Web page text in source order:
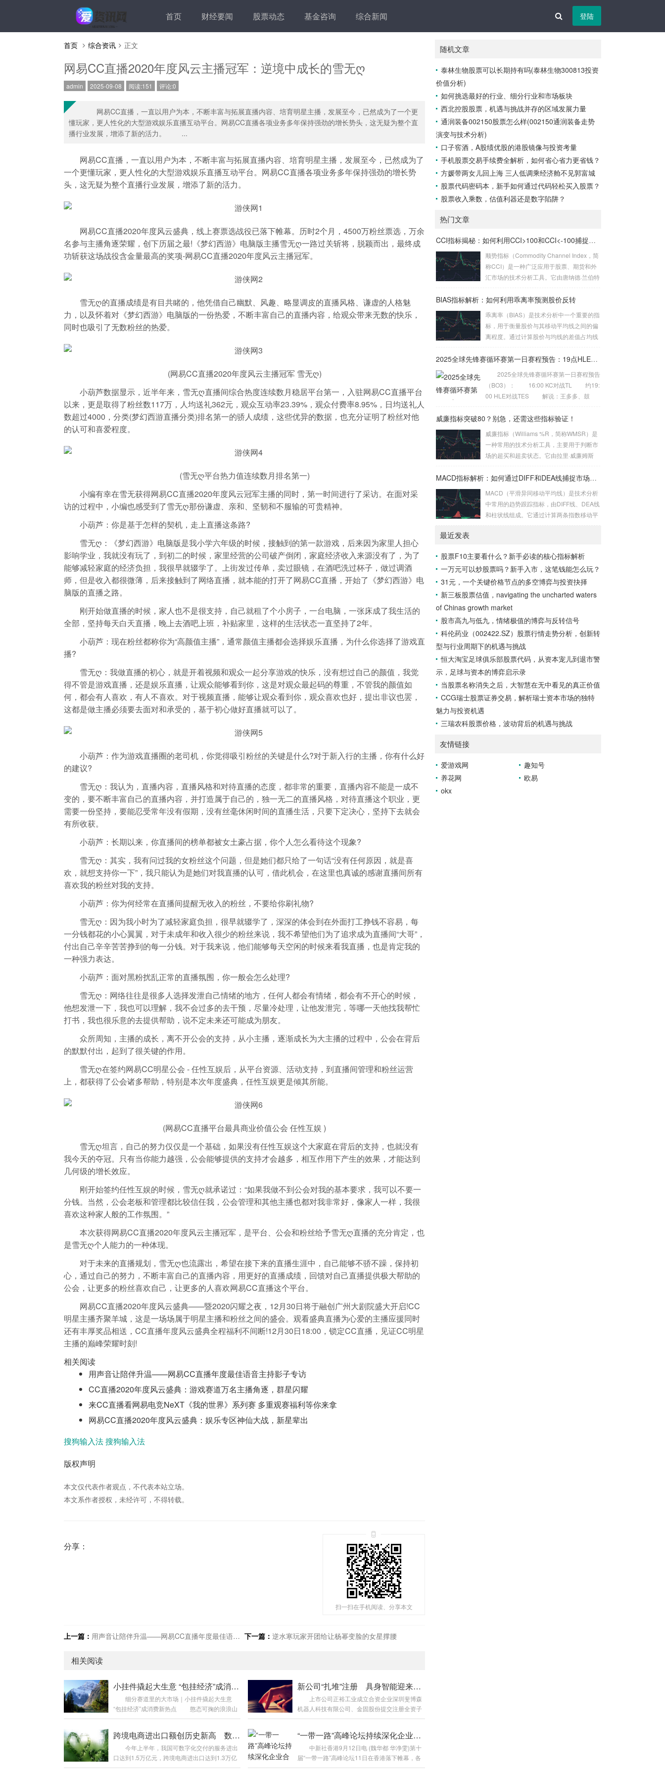
首页 财经要闻 股票动态 基金咨询 综合新闻 登陆
首页 综合资讯 正文
网易CC直播2020年度风云主播冠军：逆境中成长的雪无ღ
admin 2025-09-08 阅读:151 评论:0
网易CC直播，一直以用户为本，不断丰富与拓展直播内容、培育明星主播，发展至今，已然成为了一个更
懂玩家，更人性化的大型游戏娱乐直播互动平台。网易CC直播各项业务多年保持强劲的增长势头，这无疑为整个直
播行业发展，增添了新的活力。 ...
网易CC直播，一直以用户为本，不断丰富与拓展直播内容、培育明星主播，发展至今，已然成为了
一个更懂玩家，更人性化的大型游戏娱乐直播互动平台。网易CC直播各项业务多年保持强劲的增长势
头，这无疑为整个直播行业发展，增添了新的活力。
网易CC直播2020年度风云盛典，线上赛票选战役已落下帷幕。历时2个月，4500万粉丝票选，万余
名参与主播角逐荣耀，创下历届之最!《梦幻西游》电脑版主播雪无ღ一路过关斩将，脱颖而出，最终成
功斩获这场战役含金量最高的奖项-网易CC直播2020年度风云主播冠军。
雪无ღ的直播成绩是有目共睹的，他凭借自己幽默、风趣、略显调皮的直播风格、谦虚的人格魅
力，以及怀着对《梦幻西游》电脑版的一份热爱，不断丰富自己的直播内容，给观众带来无数的快乐，
同时也吸引了无数粉丝的热爱。
(网易CC直播2020年度风云主播冠军 雪无ღ)
小葫芦数据显示，近半年来，雪无ღ直播间综合热度连续数月稳居平台第一，入驻网易CC直播平台
以来，更是取得了粉丝数117万，人均送礼362元，观众互动率23.39%，观众付费率8.95%，日均送礼人
数超过4000，分类(梦幻西游直播分类)排名第一的骄人成绩，这些优异的数据，也充分证明了粉丝对他
的认可和喜爱程度。
(雪无ღ平台热力值连续数月排名第一)
小编有幸在雪无获得网易CC直播2020年度风云冠军主播的同时，第一时间进行了采访。在面对采
访的过程中，小编也感受到了雪无ღ那份谦虚、亲和、坚韧和不服输的可贵精神。
小葫芦：你是基于怎样的契机，走上直播这条路?
雪无ღ：《梦幻西游》电脑版是我小学六年级的时候，接触到的第一款游戏，后来因为家里人担心
影响学业，我就没有玩了，到初二的时候，家里经营的公司破产倒闭，家庭经济收入来源没有了，为了
能够减轻家庭的经济负担，我很早就辍学了。上街发过传单，卖过眼镜，在酒吧洗过杯子，做过调酒
师，但是收入都很微薄，后来接触到了网络直播，就本能的打开了网易CC直播，开始了《梦幻西游》电
脑版的直播之路。
刚开始做直播的时候，家人也不是很支持，自己就租了个小房子，一台电脑，一张床成了我生活的
全部，坚持每天白天直播，晚上去酒吧上班，补贴家里，这样的生活状态一直坚持了2年。
小葫芦：现在粉丝都称你为“高颜值主播”，通常颜值主播都会选择娱乐直播，为什么你选择了游戏直
播?
雪无ღ：我做直播的初心，就是开着视频和观众一起分享游戏的快乐，没有想过自己的颜值，我觉
得不管是游戏直播，还是娱乐直播，让观众能够看到你，这是对观众最起码的尊重，不管我的颜值如
何，都会有人喜欢，有人不喜欢。对于视频直播，能够让观众看到你，观众喜欢也好，提出非议也罢，
这都是做主播必须要去面对和承受的，基于初心做好直播就可以了。
小葫芦：作为游戏直播圈的老司机，你觉得吸引粉丝的关键是什么?对于新入行的主播，你有什么好
的建议?
雪无ღ：我认为，直播内容，直播风格和对待直播的态度，都非常的重要，直播内容不能是一成不
变的，要不断丰富自己的直播内容，并打造属于自己的，独一无二的直播风格，对待直播这个职业，更
需要一份坚持，要能忍受常年没有假期，没有丝毫休闲时间的直播生活，只要下定决心，坚持下去就会
有所收获。
小葫芦：长期以来，你直播间的榜单都被女土豪占据，你个人怎么看待这个现象?
雪无ღ：其实，我有问过我的女粉丝这个问题，但是她们都只给了一句话“没有任何原因，就是喜
欢，就想支持你一下”，我只能认为是她们对我直播的认可，借此机会，在这里也真诚的感谢直播间所有
喜欢我的粉丝对我的支持。
小葫芦：你为何经常在直播间提醒无收入的粉丝，不要给你刷礼物?
雪无ღ：因为我小时为了减轻家庭负担，很早就辍学了，深深的体会到在外面打工挣钱不容易，每
一分钱都花的小心翼翼，对于未成年和收入很少的粉丝来说，我不希望他们为了追求成为直播间“大哥”，
付出自己辛辛苦苦挣到的每一分钱。对于我来说，他们能够每天空闲的时候来看我直播，也是肯定我的
一种强力表达。
小葫芦：面对黑粉扰乱正常的直播氛围，你一般会怎么处理?
雪无ღ：网络往往是很多人选择发泄自己情绪的地方，任何人都会有情绪，都会有不开心的时候，
他想发泄一下，我也可以理解，我不会过多的去干预，尽量冷处理，让他发泄完，等哪一天他找我帮忙
打书，我也很乐意的去提供帮助，说不定未来还可能成为朋友。
众所周知，主播的成长，离不开公会的支持，从小主播，逐渐成长为大主播的过程中，公会在背后
的默默付出，起到了很关键的作用。
雪无ღ在签约网易CC明星公会 - 任性互娱后，从平台资源、活动支持，到直播间管理和粉丝运营
上，都获得了公会诸多帮助，特别是本次年度盛典，任性互娱更是倾其所能。
(网易CC直播平台最具商业价值公会 任性互娱 )
雪无ღ坦言，自己的努力仅仅是一个基础，如果没有任性互娱这个大家庭在背后的支持，也就没有
我今天的夺冠。只有当你能力越强，公会能够提供的支持才会越多，相互作用下产生的效果，才能达到
几何级的增长效应。
刚开始签约任性互娱的时候，雪无ღ就承诺过：“如果我做不到公会对我的基本要求，我可以不要一
分钱。当然，公会老板和管理都比较信任我，公会管理和其他主播也都对我非常好，像家人一样，我很
喜欢这种家人般的工作氛围。”
本次获得网易CC直播2020年度风云主播冠军，是平台、公会和粉丝给予雪无ღ直播的充分肯定，也
是雪无ღ个人能力的一种体现。
对于未来的直播规划，雪无ღ也流露出，希望在接下来的直播生涯中，自己能够不骄不躁，保持初
心，通过自己的努力，不断丰富自己的直播内容，用更好的直播成绩，回馈对自己直播提供极大帮助的
公会，让更多的粉丝喜欢自己，让更多的人喜欢网易CC直播这个平台。
网易CC直播2020年度风云盛典——暨2020闪耀之夜，12月30日将于融创广州大剧院盛大开启!CC
明星主播齐聚羊城，这是一场场属于明星主播和粉丝之间的盛会。观看盛典直播为心爱的主播应援同时
还有丰厚奖品相送，CC直播年度风云盛典全程福利不间断!12月30日18:00，锁定CC直播，见证CC明星
主播的巅峰荣耀时刻!
相关阅读
用声音让陪伴升温——网易CC直播年度最佳语音主持影子专访
CC直播2020年度风云盛典：游戏赛道万名主播角逐，群星闪耀
来CC直播看网易电竞NeXT《我的世界》系列赛 多重观赛福利等你来拿
网易CC直播2020年度风云盛典：娱乐专区神仙大战，新星辈出
搜狗输入法搜狗输入法
版权声明
本文仅代表作者观点，不代表本站立场。
本文系作者授权，未经许可，不得转载。
分享：
扫一扫在手机阅读、分享本文
上一篇： 用声音让陪伴升温——网易CC直播年度最佳语音主持影子专访 下一篇： 逆水寒玩家开团给让杨幂变脸的女星撑腰
相关阅读
小挂件撬起大生意 “包挂经济”成消费新热点
细分赛道里的大市场｜小挂件撬起大生意
“包挂经济”成消费新热点 憨态可掬的浪浪山
小妖怪联名挂件、掀起抢购潮的LABUBU搪胶毛
为“包搭子”的玩偶挂件近期掀起新热潮。从几十
元的小挂件到亿元销量，“包挂经济”折射出消费
市场的新活力。业内专家指出，随着企业供给侧
持续升级，未来将涌现出更多兼具情感温度与创
新公司“扎堆”注册 具身智能迎来新一轮热潮
上市公司正裕工业成立合资企业深圳斐博森
机器人科技有限公司、金固股份提交注册全资子
公司杭州金固具身智能科技有限公司、重庆赛弗
智能相关企业“扎堆”注册。数据显示，近三个月
成立的相关企业已达86家。 ˂!----˃ 企查查数
据显示，今年上半年，人形机器人相关企业注册
量已突破...
跨境电商进出口额创历史新高 数字贸易迎多举措支持
今年上半年，我国可数字化交付的服务进出
口达到1.5万亿元，跨境电商进出口达到1.3万亿
元，均创历史新高……9月11日，商务部副部长
“一带一路”高峰论坛持续深化企业合作 商界冀打造更多优质项目
中新社香港9月12日电 (魏华都 华净雯)第十
届“一带一路”高峰论坛11日在香港落下帷幕，各
方签署45份合作备忘录，创下历届新高。相关企
随机文章
泰林生物股票可以长期持有吗(泰林生物300813投资
价值分析)
如何挑选最好的行业、细分行业和市场板块
西北控股股票，机遇与挑战并存的区域发展力量
通润装备002150股票怎么样(002150通润装备走势
演变与技术分析)
口子窖酒，A股绩优股的港股镜像与投资考量
手机股票交易手续费全解析，如何省心省力更省钱？
方媛带两女儿回上海 三人低调乘经济舱不见郭富城
股票代码密码本，新手如何通过代码轻松买入股票？
股票收入乘数，估值利器还是数字陷阱？
热门文章
CCI指标揭秘：如何利用CCI>100和CCI<-100捕捉买卖信号
顺势指标（Commodity Channel Index，简
称CCI）是一种广泛应用于股票、期货和外
汇市场的技术分析工具。它由唐纳德·兰伯特
用于衡量价格相对于其统计平均值的偏离程
历史平均价格的差异，来判断市场是否处于
超买或超卖状态。 CCI的计算公式较为复
杂，但其核心逻辑是通过比较当前价格与一
性。具体来说，CCI的计算公式为：CCI =
(当...
BIAS指标解析：如何利用乖离率预测股价反转
乖离率（BIAS）是技术分析中一个重要的指
标，用于衡量股价与其移动平均线之间的偏
离程度。通过计算股价与均线的差值占均线
于超买或超卖状态。BIAS的计算公式为： B
× 100% 当BIAS值大于10%时，通常认为股
价处于超买状态，市场可能面临回调风险；
而当BIAS值小于-10%时，则认为股价处于
的基本原理 乖离率的核心思想是股价会围...
2025全球先锋赛循环赛第一日赛程预告：19点HLE对战TES
2025全球先锋赛循环赛第一日赛程预告
（BO3）： 16:00 KC对战TL 约19:
00 HLE对战TES 解说：王多多、鼓
威廉指标突破80？别急，还需这些指标验证！
威廉指标（Williams %R，简称WMSR）是
一种常用的技术分析工具，主要用于判断市
场的超买和超卖状态。它由拉里·威廉姆斯
通过测量当前价格相对于一定周期内最高价
本文将深入探讨威廉指标的基本原理、如何
利用它判断短期超买状态（80以上），以及
为什么需要结合其他指标进行验证。 威廉指
MACD指标解析：如何通过DIFF和DEA线捕捉市场趋势
MACD（平滑异同移动平均线）是技术分析
中常用的趋势跟踪指标，由DIFF线、DEA线
和柱状线组成。它通过计算两条指数移动平
背离信号中的应用。 MACD的构成与计算方
法 MACD由三个主要部分组成：DIFF线、D
EA线和柱状线。DIFF线是短期EMA（通常
为12日）与长期EMA（通常为26日）的差
值，反映了短期和长期趋势的差异。DEA线
则是DIFF线的9...
最近发表
股票F10主要看什么？新手必读的核心指标解析
一万元可以炒股票吗？新手入市，这笔钱能怎么玩？
31元，一个关键价格节点的多空博弈与投资抉择
新三板股票估值，navigating the uncharted waters
of Chinas growth market
股市高九与低九，情绪极值的博弈与反转信号
科伦药业（002422.SZ）股票行情走势分析，创新转
型与行业周期下的机遇与挑战
恒大淘宝足球俱乐部股票代码，从资本宠儿到退市警
示，足球与资本的博弈启示录
当股票名称消失之后，大智慧在无中看见的真正价值
CCG瑞士股票证券交易，解析瑞士资本市场的独特
魅力与投资机遇
三瑞农科股票价格，波动背后的机遇与挑战
友情链接
爱游戏网
趣知号
养花网
欧易
okx